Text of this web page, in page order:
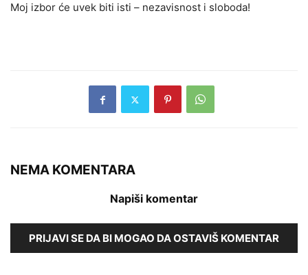
Moj izbor će uvek biti isti – nezavisnost i sloboda!
NEMA KOMENTARA
Napiši komentar
PRIJAVI SE DA BI MOGAO DA OSTAVIŠ KOMENTAR